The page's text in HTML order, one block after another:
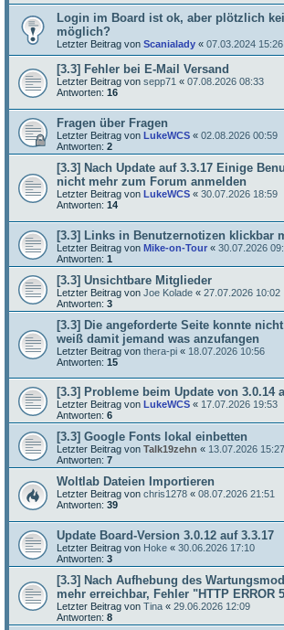
Login im Board ist ok, aber plötzlich
möglich?
Letzter Beitrag von Scanialady « 07.03.2024 15:26
[3.3] Fehler bei E-Mail Versand
Letzter Beitrag von sepp71 « 07.08.2026 08:33
Antworten: 16
Fragen über Fragen
Letzter Beitrag von LukeWCS « 02.08.2026 00:59
Antworten: 2
[3.3] Nach Update auf 3.3.17 Einige
nicht mehr zum Forum anmelden
Letzter Beitrag von LukeWCS « 30.07.2026 18:59
Antworten: 14
[3.3] Links in Benutzernotizen klickbar
Letzter Beitrag von Mike-on-Tour « 30.07.2026
Antworten: 1
[3.3] Unsichtbare Mitglieder
Letzter Beitrag von Joe Kolade « 27.07.2026 10:02
Antworten: 3
[3.3] Die angeforderte Seite konnte
weiß damit jemand was anzufangen
Letzter Beitrag von thera-pi « 18.07.2026 10:56
Antworten: 15
[3.3] Probleme beim Update von 3.0.14
Letzter Beitrag von LukeWCS « 17.07.2026 19:53
Antworten: 6
[3.3] Google Fonts lokal einbetten
Letzter Beitrag von Talk19zehn « 13.07.2026 15:27
Antworten: 7
Woltlab Dateien Importieren
Letzter Beitrag von chris1278 « 08.07.2026 21:51
Antworten: 39
Update Board-Version 3.0.12 auf 3.3.17
Letzter Beitrag von Hoke « 30.06.2026 17:10
Antworten: 3
[3.3] Nach Aufhebung des
mehr erreichbar, Fehler "HTTP ERROR
Letzter Beitrag von Tina « 29.06.2026 12:09
Antworten: 8